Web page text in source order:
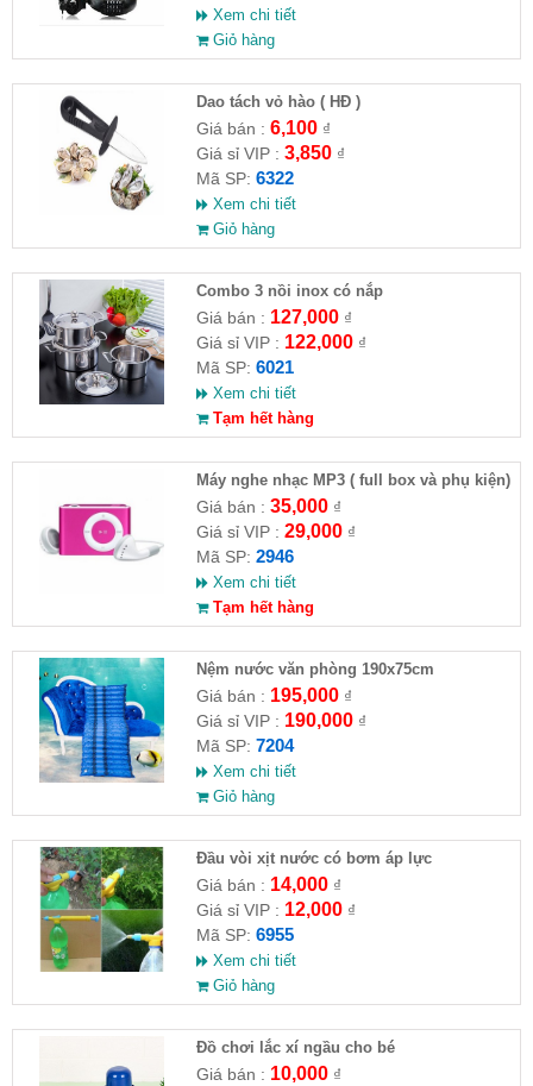
Xem chi tiết
Giỏ hàng
Dao tách vỏ hào ( HĐ )
Giá bán : 6,100₫
Giá sỉ VIP : 3,850₫
Mã SP: 6322
Xem chi tiết
Giỏ hàng
Combo 3 nồi inox có nắp
Giá bán : 127,000₫
Giá sỉ VIP : 122,000₫
Mã SP: 6021
Xem chi tiết
Tạm hết hàng
Máy nghe nhạc MP3 ( full box và phụ kiện)
Giá bán : 35,000₫
Giá sỉ VIP : 29,000₫
Mã SP: 2946
Xem chi tiết
Tạm hết hàng
Nệm nước văn phòng 190x75cm
Giá bán : 195,000₫
Giá sỉ VIP : 190,000₫
Mã SP: 7204
Xem chi tiết
Giỏ hàng
Đầu vòi xịt nước có bơm áp lực
Giá bán : 14,000₫
Giá sỉ VIP : 12,000₫
Mã SP: 6955
Xem chi tiết
Giỏ hàng
Đồ chơi lắc xí ngầu cho bé
Giá bán : 10,000₫